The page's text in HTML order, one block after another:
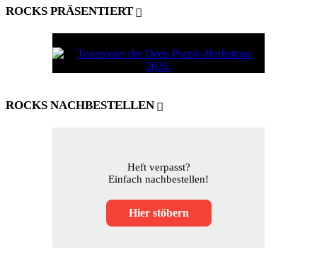
ROCKS PRÄSENTIERT
ROCKS NACHBESTELLEN
Heft verpasst?
Einfach nachbestellen!
Hier stöbern